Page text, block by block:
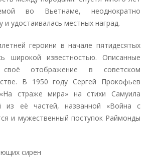
во Вьетнаме, неоднократно
и удостаивалась местных наград.
героини в начале пятидесятых
широкой известностью. Описанные
отображение в советском
В 1950 году Сергей Прокофьев
страже мира» на стихи Самуила
её частей, названной «Война с
и мужественный поступок Раймонды
сирен